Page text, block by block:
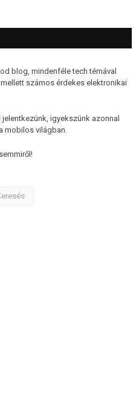
blog, mindenféle tech témával
számos érdekes elektronikai
igyekszünk azonnal
mobilos világban.